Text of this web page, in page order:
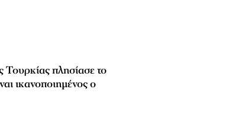
Τουρκίας πλησίασε το
ικανοποιημένος ο